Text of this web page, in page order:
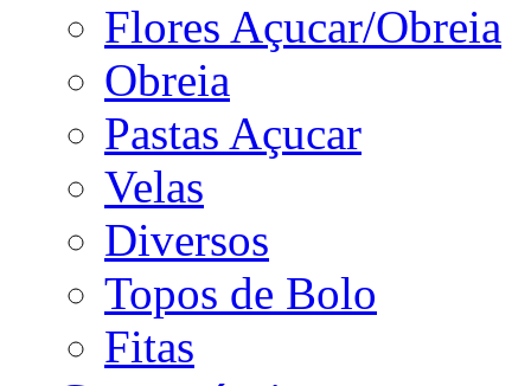
Flores Açucar/Obreia
Obreia
Pastas Açucar
Velas
Diversos
Topos de Bolo
Fitas